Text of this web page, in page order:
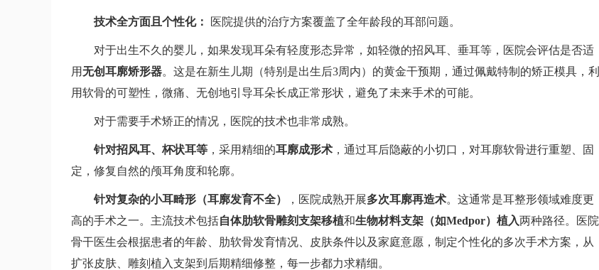
技术全方面且个性化： 医院提供的治疗方案覆盖了全年龄段的耳部问题。
对于出生不久的婴儿，如果发现耳朵有轻度形态异常，如轻微的招风耳、垂耳等，医院会评估是否适
用无创耳廓矫形器。这是在新生儿期（特别是出生后3周内）的黄金干预期，通过佩戴特制的矫正模具，利
用软骨的可塑性，微痛、无创地引导耳朵长成正常形状，避免了未来手术的可能。
对于需要手术矫正的情况，医院的技术也非常成熟。
针对招风耳、杯状耳等 ，采用精细的耳廓成形术 ，通过耳后隐蔽的小切口，对耳廓软骨进行重塑、固
定，修复自然的颅耳角度和轮廓。
针对复杂的小耳畸形（耳廓发育不全） ，医院成熟开展多次耳廓再造术。这通常是耳整形领域难度更
高的手术之一。主流技术包括自体肋软骨雕刻支架移植和生物材料支架（如Medpor）植入两种路径。医院
骨干医生会根据患者的年龄、肋软骨发育情况、皮肤条件以及家庭意愿，制定个性化的多次手术方案，从
扩张皮肤、雕刻植入支架到后期精细修整，每一步都力求精细。